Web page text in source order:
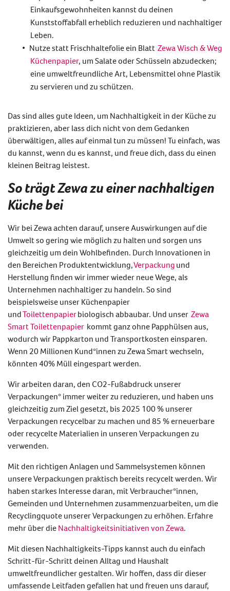
Einkaufsgewohnheiten kannst du deinen
Kunststoffabfall erheblich reduzieren und nachhaltiger
Leben.
Nutze statt Frischhaltefolie ein Blatt Zewa Wisch & Weg
Küchenpapier, um Salate oder Schüsseln abzudecken;
eine umweltfreundliche Art, Lebensmittel ohne Plastik
zu servieren und zu schützen.
Das sind alles gute Ideen, um Nachhaltigkeit in der Küchezu
praktizieren, aber lass dich nicht von dem Gedanken
überwältigen, alles auf einmal tun zu müssen! Tu einfach, was
du kannst, wenn du es kannst, und freue dich, dass du einen
kleinen Beitrag leistest.
So trägt Zewa zu einer nachhaltigen
Küche bei
Wir bei Zewa achten darauf, unsere Auswirkungen auf die
Umwelt so gering wie möglich zu halten und sorgen uns
gleichzeitig um dein Wohlbefinden. Durch Innovationen in
den Bereichen Produktentwicklung,Verpackung und
Herstellung finden wir immer wieder neue Wege, als
Unternehmen nachhaltiger zu handeln. So sind
beispielsweise unser Küchenpapier
undToilettenpapierbiologisch abbaubar. Und unser Zewa
Smart Toilettenpapier kommt ganz ohne Papphülsen aus,
wodurch wir Pappkarton und Transportkosten einsparen.
Wenn 20 Millionen Kund*innen zu Zewa Smart wechseln,
könnten 40% Müll eingespart werden.
Wir arbeiten daran, den CO2-Fußabdruck unserer
Verpackungen* immer weiter zu reduzieren, und haben uns
gleichzeitig zum Ziel gesetzt, bis 2025 100 % unserer
Verpackungen recycelbar zu machen und 85 % erneuerbare
oder recycelte Materialien in unseren Verpackungen zu
verwenden.
Mit den richtigen Anlagen und Sammelsystemen können
unsere Verpackungen praktisch bereits recycelt werden. Wir
haben starkes Interesse daran, mit Verbraucher*innen,
Gemeinden und Unternehmen zusammenzuarbeiten, um die
Recyclingquote unserer Verpackungen zu erhöhen. Erfahre
mehr über die Nachhaltigkeitsinitiativen von Zewa.
Mit diesen Nachhaltigkeits-Tipps kannst auch du einfach
Schritt-für-Schritt deinen Alltag und Haushalt
umweltfreundlicher gestalten. Wir hoffen, dass dir dieser
umfassende Leitfaden gefallen hat und freuen uns darauf,